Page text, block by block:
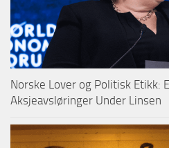
Norske Lover og Politisk Etikk:
Aksjeavsløringer Under Linsen